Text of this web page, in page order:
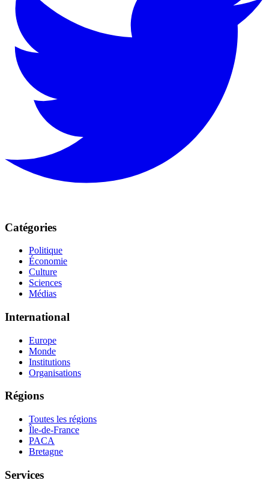
Catégories
Politique
Économie
Culture
Sciences
Médias
International
Europe
Monde
Institutions
Organisations
Régions
Toutes les régions
Île-de-France
PACA
Bretagne
Services